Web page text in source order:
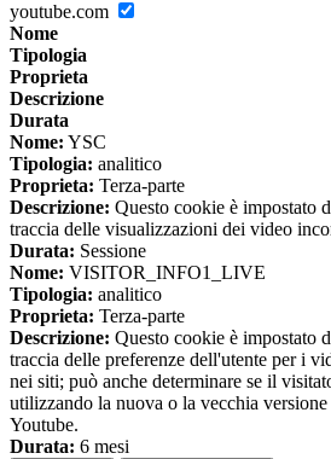
youtube.com
Nome
Tipologia
Proprieta
Descrizione
Durata
Nome: YSC
Tipologia: analitico
Proprieta: Terza-parte
Descrizione: Questo cookie è impostato
traccia delle visualizzazioni dei video
Durata: Sessione
Nome: VISITOR_INFO1_LIVE
Tipologia: analitico
Proprieta: Terza-parte
Descrizione: Questo cookie è impostato
traccia delle preferenze dell'utente per i
nei siti; può anche determinare se il
utilizzando la nuova o la vecchia
Youtube.
Durata: 6 mesi